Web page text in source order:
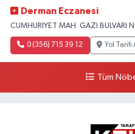
Derman Eczanesi
CUMHURIYET MAH. GAZI BULVARI
0 (356) 715 39 12 Yol Tarifi
Tüm